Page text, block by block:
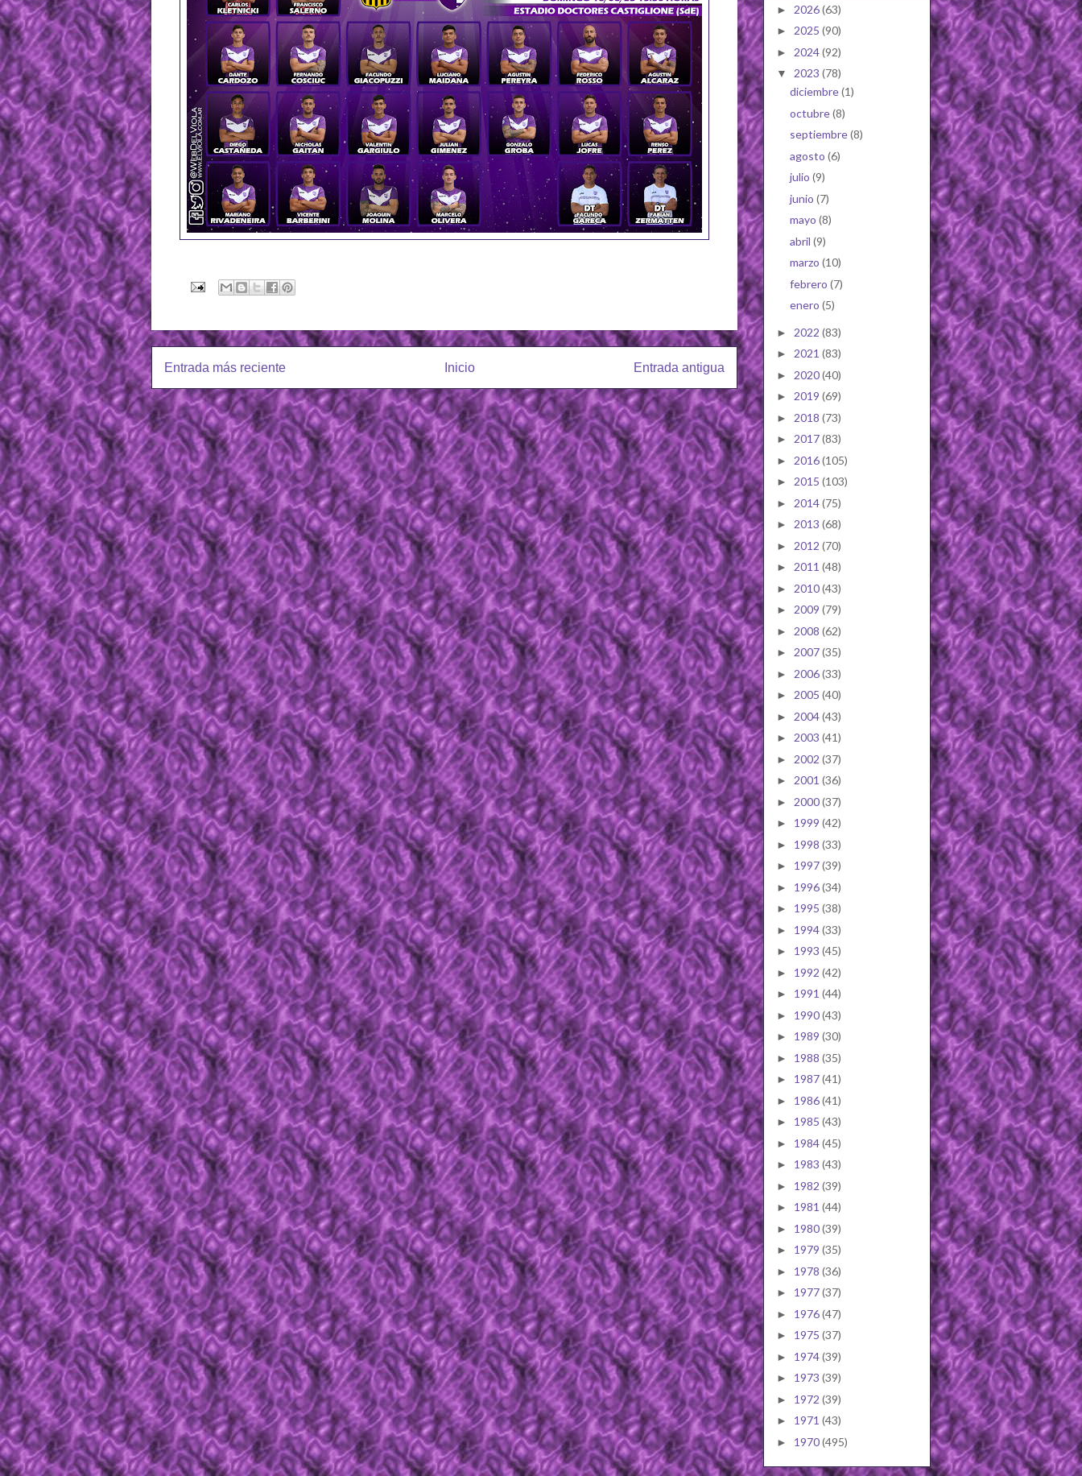
Entrada más reciente Entrada antigua
Inicio
► 2026(63)
► 2025 (90)
► 2024(92)
▼ 2023 (78)
diciembre(1)
octubre(8)
septiembre(8)
agosto (6)
julio (9)
junio (7)
mayo (8)
abril (9)
marzo (10)
febrero (7)
enero (5)
► 2022 (83)
► 2021 (83)
► 2020(40)
► 2019 (69)
► 2018 (73)
► 2017(83)
► 2016(105)
► 2015 (103)
► 2014(75)
► 2013 (68)
► 2012 (70)
► 2011 (48)
► 2010(43)
► 2009 (79)
► 2008 (62)
► 2007(35)
► 2006(33)
► 2005 (40)
► 2004(43)
► 2003 (41)
► 2002 (37)
► 2001 (36)
► 2000(37)
► 1999 (42)
► 1998 (33)
► 1997(39)
► 1996(34)
► 1995 (38)
► 1994(33)
► 1993 (45)
► 1992 (42)
► 1991 (44)
► 1990(43)
► 1989 (30)
► 1988 (35)
► 1987(41)
► 1986(41)
► 1985 (43)
► 1984(45)
► 1983 (43)
► 1982 (39)
► 1981 (44)
► 1980(39)
► 1979 (35)
► 1978 (36)
► 1977(37)
► 1976(47)
► 1975 (37)
► 1974(39)
► 1973 (39)
► 1972 (39)
► 1971 (43)
► 1970(495)